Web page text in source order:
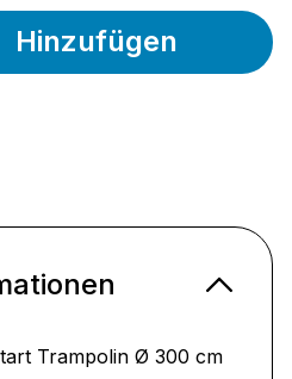
Hinzufügen
Trampolin Ø 300 cm